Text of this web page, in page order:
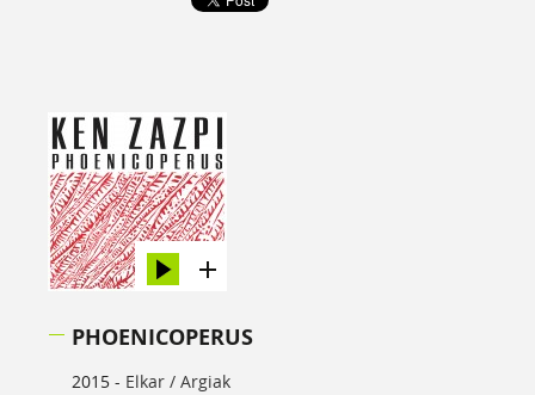
PHOENICOPERUS
2015 - Elkar / Argiak